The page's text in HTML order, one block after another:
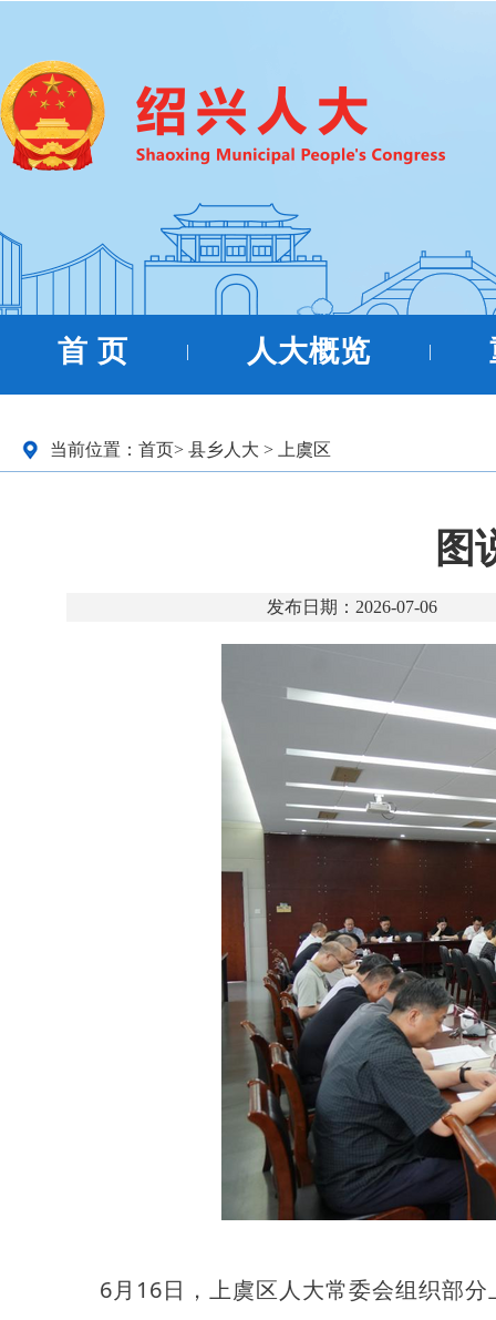
首 页 | 人大概览 |
当前位置： 首页> 县乡人大 > 上虞区
图
发布日期：2026-07-06
6月16日，上虞区人大常委会组织部